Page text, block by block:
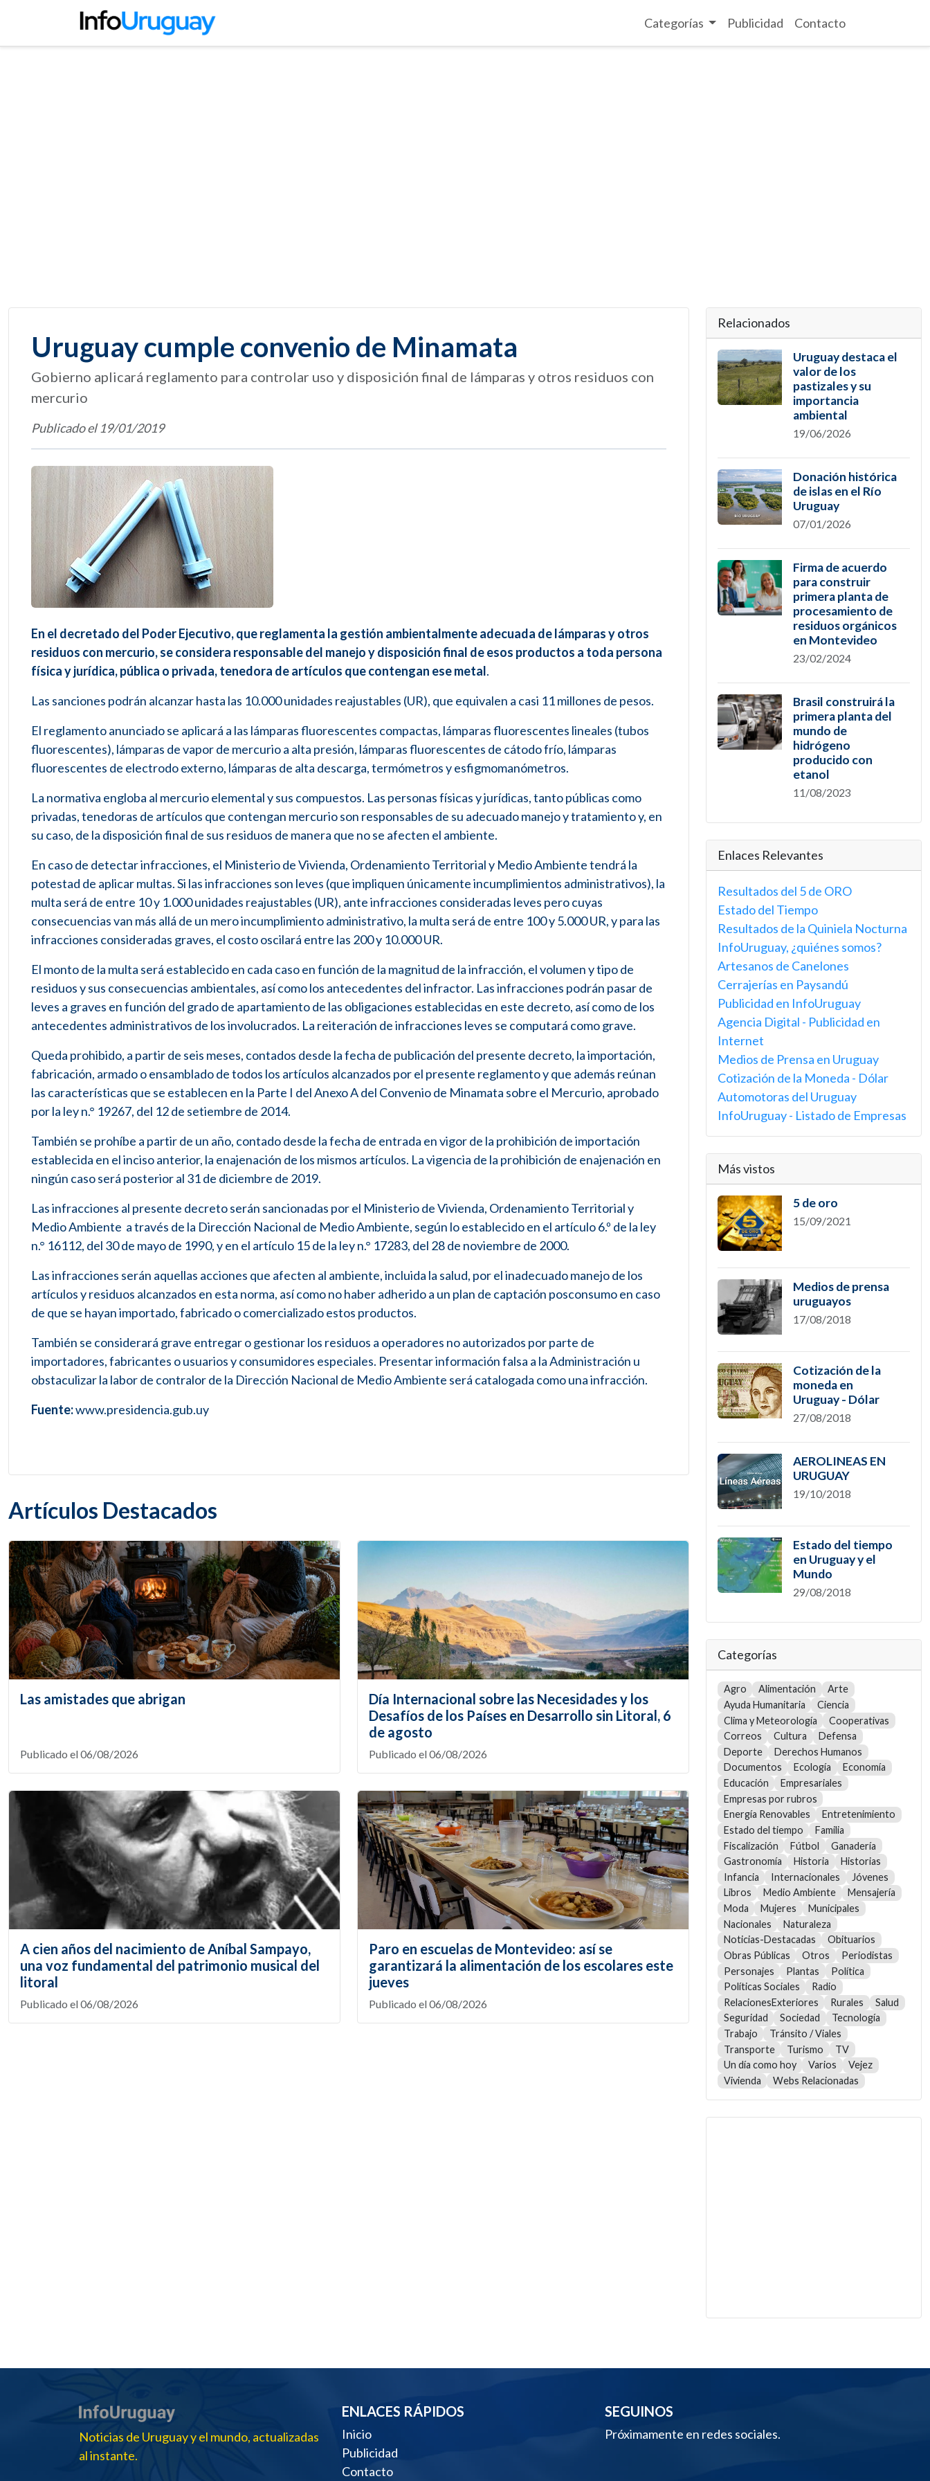
Categorías Publicidad Contacto
Uruguay cumple convenio de Minamata
Gobierno aplicará reglamento para controlar uso y disposición final de lámparas y otros residuos con
mercurio
Publicado el 19/01/2019
En el decretado del Poder Ejecutivo, que reglamenta la gestión ambientalmente adecuada de lámparas y otros
residuos con mercurio, se considera responsable del manejo y disposición final de esos productos a toda persona
física y jurídica, pública o privada, tenedora de artículos que contengan ese metal.
Las sanciones podrán alcanzar hasta las 10.000 unidades reajustables (UR), que equivalen a casi 11 millones de pesos.
El reglamento anunciado se aplicará a las lámparas fluorescentes compactas, lámparas fluorescentes lineales (tubos
fluorescentes), lámparas de vapor de mercurio a alta presión, lámparas fluorescentes de cátodo frío, lámparas
fluorescentes de electrodo externo, lámparas de alta descarga, termómetros y esfigmomanómetros.
La normativa engloba al mercurio elemental y sus compuestos. Las personas físicas y jurídicas, tanto públicas como
privadas, tenedoras de artículos que contengan mercurio son responsables de su adecuado manejo y tratamiento y, en
su caso, de la disposición final de sus residuos de manera que no se afecten el ambiente.
En caso de detectar infracciones, el Ministerio de Vivienda, Ordenamiento Territorial y Medio Ambiente tendrá la
potestad de aplicar multas. Si las infracciones son leves (que impliquen únicamente incumplimientos administrativos), la
multa será de entre 10 y 1.000 unidades reajustables (UR), ante infracciones consideradas leves pero cuyas
consecuencias van más allá de un mero incumplimiento administrativo, la multa será de entre 100 y 5.000 UR, y para las
infracciones consideradas graves, el costo oscilará entre las 200 y 10.000 UR.
El monto de la multa será establecido en cada caso en función de la magnitud de la infracción, el volumen y tipo de
residuos y sus consecuencias ambientales, así como los antecedentes del infractor. Las infracciones podrán pasar de
leves a graves en función del grado de apartamiento de las obligaciones establecidas en este decreto, así como de los
antecedentes administrativos de los involucrados. La reiteración de infracciones leves se computará como grave.
Queda prohibido, a partir de seis meses, contados desde la fecha de publicación del presente decreto, la importación,
fabricación, armado o ensamblado de todos los artículos alcanzados por el presente reglamento y que además reúnan
las características que se establecen en la Parte I del Anexo A del Convenio de Minamata sobre el Mercurio, aprobado
por la ley n.° 19267, del 12 de setiembre de 2014.
También se prohíbe a partir de un año, contado desde la fecha de entrada en vigor de la prohibición de importación
establecida en el inciso anterior, la enajenación de los mismos artículos. La vigencia de la prohibición de enajenación en
ningún caso será posterior al 31 de diciembre de 2019.
Las infracciones al presente decreto serán sancionadas por el Ministerio de Vivienda, Ordenamiento Territorial y
Medio Ambiente a través de la Dirección Nacional de Medio Ambiente, según lo establecido en el artículo 6.º de la ley
n.° 16112, del 30 de mayo de 1990, y en el artículo 15 de la ley n.° 17283, del 28 de noviembre de 2000.
Las infracciones serán aquellas acciones que afecten al ambiente, incluida la salud, por el inadecuado manejo de los
artículos y residuos alcanzados en esta norma, así como no haber adherido a un plan de captación posconsumo en caso
de que se hayan importado, fabricado o comercializado estos productos.
También se considerará grave entregar o gestionar los residuos a operadores no autorizados por parte de
importadores, fabricantes o usuarios y consumidores especiales. Presentar información falsa a la Administración u
obstaculizar la labor de contralor de la Dirección Nacional de Medio Ambiente será catalogada como una infracción.
Fuente:www.presidencia.gub.uy
Artículos Destacados
Las amistades que abrigan
Publicado el 06/08/2026
Día Internacional sobre las Necesidades y los
Desafíos de los Países en Desarrollo sin Litoral, 6
de agosto
Publicado el 06/08/2026
A cien años del nacimiento de Aníbal Sampayo,
una voz fundamental del patrimonio musical del
litoral
Publicado el 06/08/2026
Paro en escuelas de Montevideo: así se
garantizará la alimentación de los escolares este
jueves
Publicado el 06/08/2026
Relacionados
Uruguay destaca el
valor de los
pastizales y su
importancia
ambiental
19/06/2026
Donación histórica
de islas en el Río
Uruguay
07/01/2026
Firma de acuerdo
para construir
primera planta de
procesamiento de
residuos orgánicos
en Montevideo
23/02/2024
Brasil construirá la
primera planta del
mundo de
hidrógeno
producido con
etanol
11/08/2023
Enlaces Relevantes
Resultados del 5 de ORO
Estado del Tiempo
Resultados de la Quiniela Nocturna
InfoUruguay, ¿quiénes somos?
Artesanos de Canelones
Cerrajerías en Paysandú
Publicidad en InfoUruguay
Agencia Digital - Publicidad en
Internet
Medios de Prensa en Uruguay
Cotización de la Moneda - Dólar
Automotoras del Uruguay
InfoUruguay - Listado de Empresas
Más vistos
5 de oro
15/09/2021
Medios de prensa
uruguayos
17/08/2018
Cotización de la
moneda en
Uruguay - Dólar
27/08/2018
AEROLINEAS EN
URUGUAY
19/10/2018
Estado del tiempo
en Uruguay y el
Mundo
29/08/2018
Categorías
Agro Alimentación
Arte
Ayuda Humanitaria
Ciencia
Clima y Meteorología
Cooperativas
Correos
Cultura
Defensa
Deporte
Derechos Humanos
Documentos
Ecología
Economía
Educación
Empresariales
Empresas por rubros
Energía Renovables
Entretenimiento
Estado del tiempo
Familia
Fiscalización
Fútbol
Ganadería
Gastronomía
Historia
Historias
Infancia
Internacionales
Jóvenes
Libros
Medio Ambiente
Mensajería
Moda
Mujeres
Municipales
Nacionales
Naturaleza
Noticias-Destacadas
Obituarios
Obras Públicas
Otros
Periodistas
Personajes
Plantas
Política
Políticas Sociales
Radio
RelacionesExteriores
Rurales
Salud
Seguridad
Sociedad
Tecnología
Trabajo
Tránsito / Viales
Transporte
Turismo
TV
Un día como hoy
Varios
Vejez
Vivienda
Webs Relacionadas
Noticias de Uruguay y el mundo, actualizadas
al instante.
ENLACES RÁPIDOS
Inicio
Publicidad
Contacto
SEGUINOS
Próximamente en redes sociales.